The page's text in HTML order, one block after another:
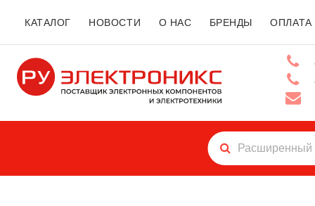
КАТАЛОГ НОВОСТИ О НАС БРЕНДЫ ОПЛАТА